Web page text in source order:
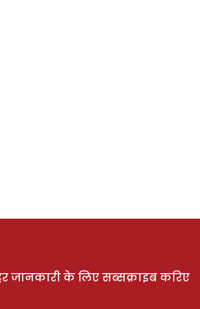
जानकारी के लिए सब्सक्राइब करिए